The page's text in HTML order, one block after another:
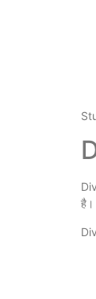
है।